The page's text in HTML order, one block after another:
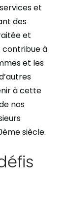
et
des
et
contribue à
et les
à cette
nos
siècle.